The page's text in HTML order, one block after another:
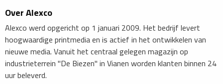
Over Alexco
Alexco werd opgericht op 1 januari 2009. Het bedrijf levert
hoogwaardige printmedia en is actief in het ontwikkelen van
nieuwe media. Vanuit het centraal gelegen magazijn op
industrieterrein "De Biezen" in Vianen worden klanten binnen 24
uur beleverd.